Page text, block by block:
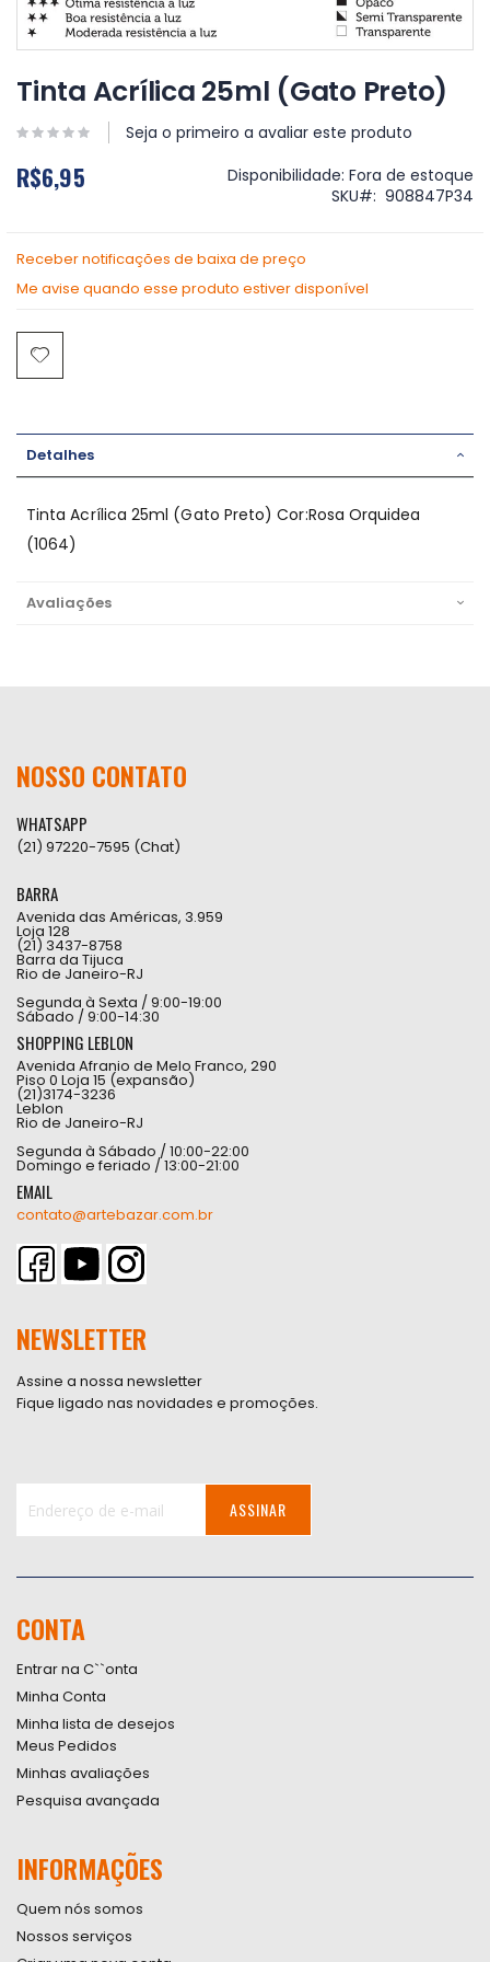
para
o
da
de
Tinta Acrílica 25ml (Gato Preto)
Seja o primeiro a avaliar este produto
R$6,95 Disponibilidade: Fora de estoque
SKU
908847P34
Receber notificações de baixa de preço
Me avise quando esse produto estiver disponível
Detalhes
Tinta Acrílica 25ml (Gato Preto) Cor:Rosa Orquidea
(1064)
Avaliações
NOSSO CONTATO
WHATSAPP
(21) 97220-7595 (Chat)
BARRA
Avenida das Américas, 3.959
Loja 128
(21) 3437-8758
Barra da Tijuca
Rio de Janeiro-RJ
Segunda à Sexta / 9:00-19:00
Sábado / 9:00-14:30
SHOPPING LEBLON
Avenida Afranio de Melo Franco, 290
Piso 0 Loja 15 (expansão)
(21)3174-3236
Leblon
Rio de Janeiro-RJ
Segunda à Sábado / 10:00-22:00
Domingo e feriado / 13:00-21:00
EMAIL
contato@artebazar.com.br
NEWSLETTER
Assine a nossa newsletter
Fique ligado nas novidades e promoções.
Newsletter:
ASSINAR
CONTA
Entrar na C``onta
Minha Conta
Minha lista de desejos
Meus Pedidos
Minhas avaliações
Pesquisa avançada
INFORMAÇÕES
Quem nós somos
Nossos serviços